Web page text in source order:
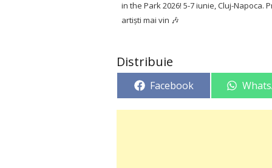
in the Park 2026! 5-7 iunie, Cluj-Napoca.
artiști mai vin 🎶
Distribuie
Share
Facebook Share